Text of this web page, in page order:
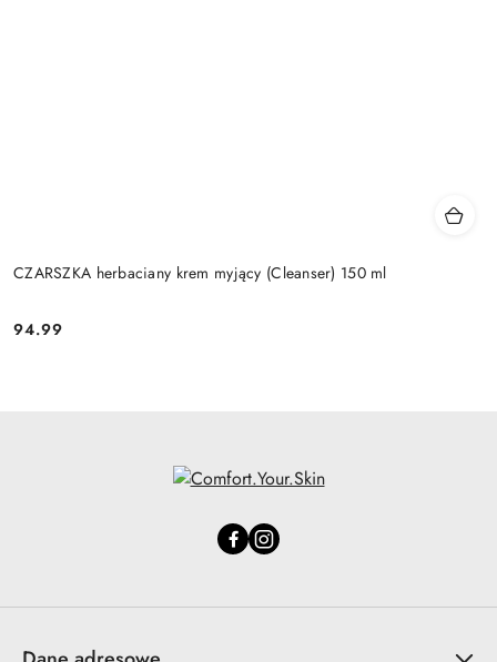
CZARSZKA herbaciany krem myjący (Cleanser) 150 ml
Cena:
94.99